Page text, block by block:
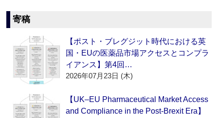
寄稿
【ポスト・ブレグジット時代における英
国・EUの医薬品市場アクセスとコンプラ
イアンス】第4回…
2026年07月23日 (木)
【UK–EU Pharmaceutical Market Access
and Compliance in the Post-Brexit Era】